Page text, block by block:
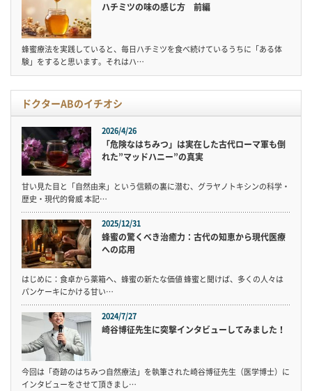
ハチミツの味の感じ方 前編
蜂蜜療法を実践していると、毎日ハチミツを食べ続けているうちに「ある体
験」をすると思います。それはハ…
ドクターABのイチオシ
2026/4/26
「危険なはちみつ」は実在した古代ローマ軍も倒
れた”マッドハニー”の真実
甘い見た目と「自然由来」という信頼の裏に潜む、グラヤノトキシンの科学・
歴史・現代的脅威 本記…
2025/12/31
蜂蜜の驚くべき治癒力：古代の知恵から現代医療
への応用
はじめに：食卓から薬箱へ、蜂蜜の新たな価値 蜂蜜と聞けば、多くの人々は
パンケーキにかける甘い…
2024/7/27
崎谷博征先生に突撃インタビューしてみました！
今回は「奇跡のはちみつ自然療法」を執筆された崎谷博征先生（医学博士）に
インタビューをさせて頂きまし…